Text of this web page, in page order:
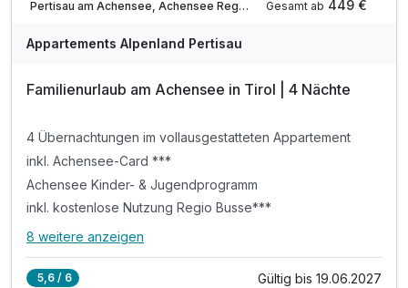
Pertisau am Achensee, Achensee Region Gesamt ab 449 €
Appartements Alpenland Pertisau
Familienurlaub am Achensee in Tirol | 4 Nächte
4 Übernachtungen im vollausgestatteten Appartement
inkl. Achensee-Card ***
Achensee Kinder- & Jugendprogramm
inkl. kostenlose Nutzung Regio Busse***
Alle Inklusivleistungen
8 weitere anzeigen
5,6 / 6 Gültig bis 19.06.2027